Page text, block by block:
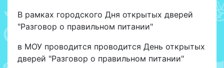
В рамках городского Дня открытых дверей
"Разговор о правильном питании"
в МОУ проводится проводится День открытых
дверей "Разговор о правильном питании"